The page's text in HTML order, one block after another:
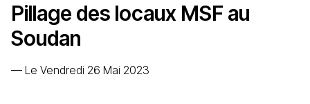
Pillage des locaux MSF au
Soudan
— Le Vendredi 26 Mai 2023